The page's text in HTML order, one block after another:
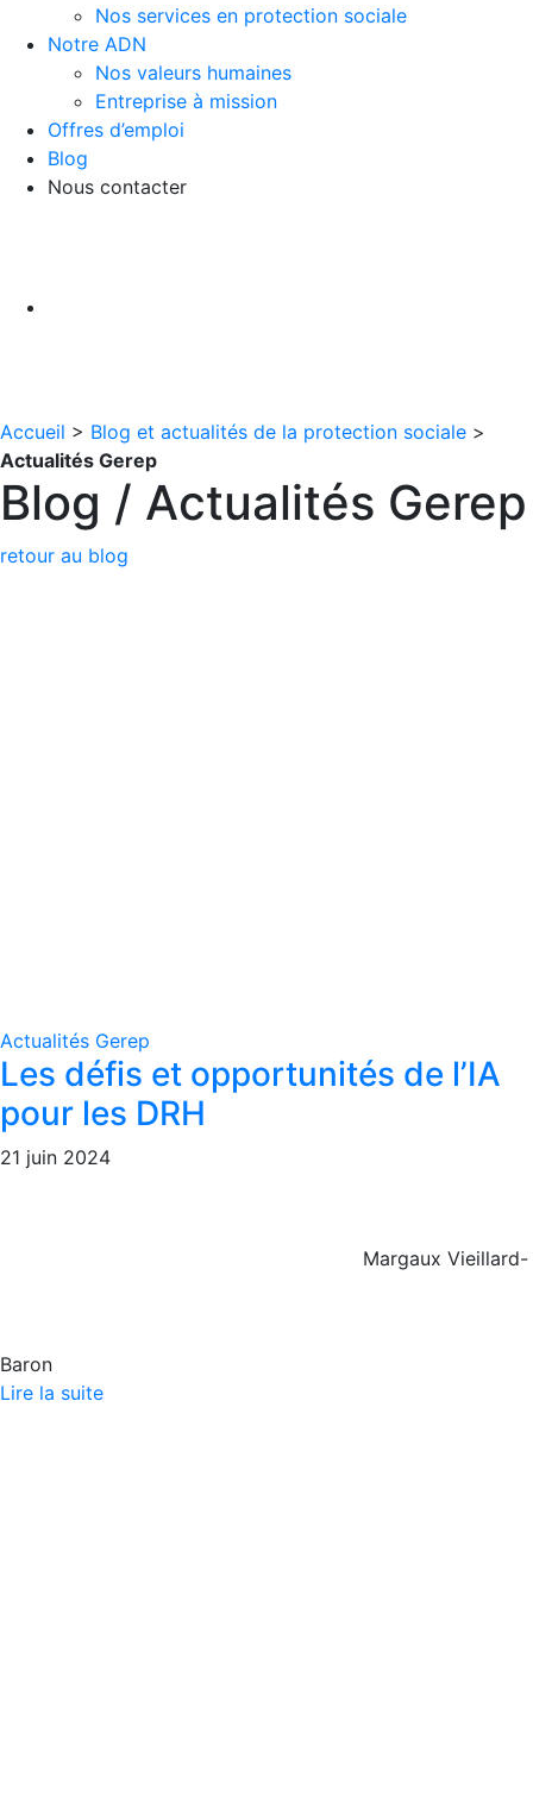
Nos services en protection sociale
Notre ADN
Nos valeurs humaines
Entreprise à mission
Offres d’emploi
Blog
Nous contacter
Accueil > Blog et actualités de la protection sociale >
Actualités Gerep
Blog / Actualités Gerep
retour au blog
Actualités Gerep
Les défis et opportunités de l’IA
pour les DRH
21 juin 2024
Margaux Vieillard-
Baron
Lire la suite